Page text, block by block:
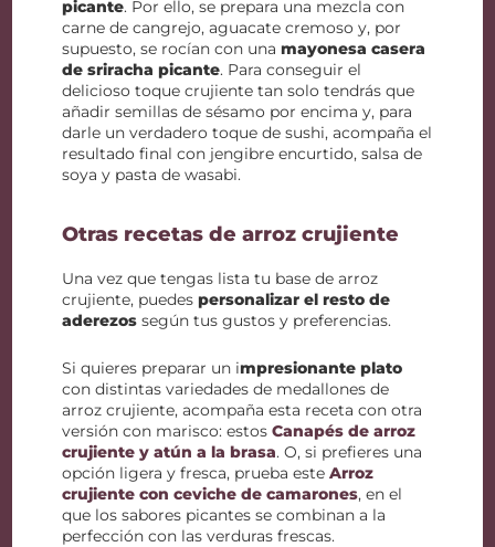
picante. Por ello, se prepara una mezcla con
carne de cangrejo, aguacate cremoso y, por
supuesto, se rocían con unamayonesa casera
de sriracha picante. Para conseguir el
delicioso toque crujiente tan solo tendrás que
añadir semillas de sésamo por encima y, para
darle un verdadero toque de sushi, acompaña el
resultado final con jengibre encurtido, salsa de
soya y pasta de wasabi.
Otras recetas de arroz crujiente
Una vez que tengas lista tu base de arroz
crujiente, puedespersonalizar el resto de
aderezos según tus gustos y preferencias.
Si quieres preparar un impresionante plato
con distintas variedades de medallones de
arroz crujiente, acompaña esta receta con otra
versión con marisco: estosCanapés de arroz
crujiente y atún a la brasa. O, si prefieres una
opción ligera y fresca, prueba esteArroz
crujiente con ceviche de camarones, en el
que los sabores picantes se combinan a la
perfección con las verduras frescas.